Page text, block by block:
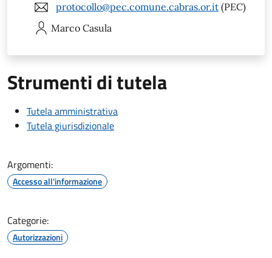
protocollo@pec.comune.cabras.or.it (PEC)
Marco Casula
Strumenti di tutela
Tutela amministrativa
Tutela giurisdizionale
Argomenti:
Accesso all'informazione
Categorie:
Autorizzazioni